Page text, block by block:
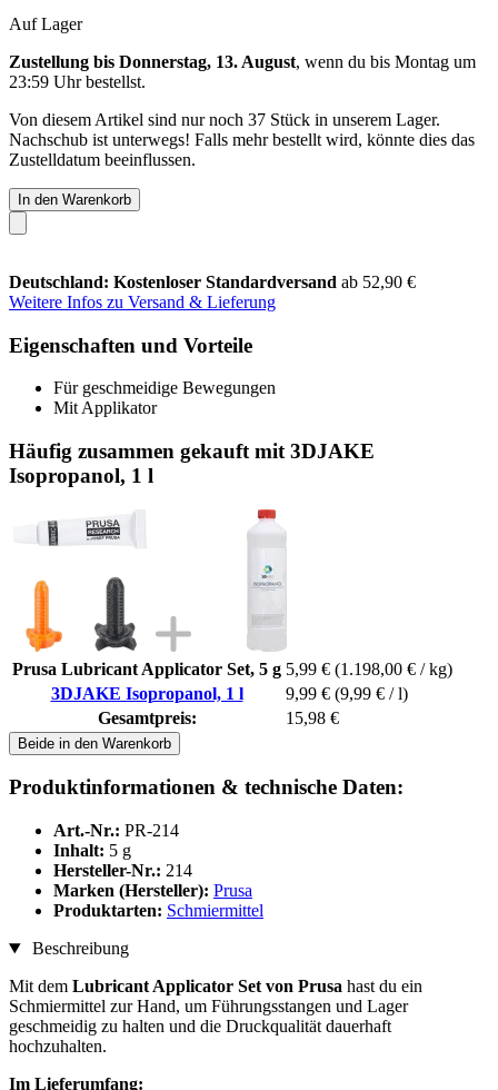
Auf Lager
Zustellung bis Donnerstag, 13. August, wenn du bis Montag um
23:59 Uhrbestellst.
Von diesem Artikel sind nur noch 37 Stück in unserem Lager.
Nachschub ist unterwegs! Falls mehr bestellt wird, könnte dies das
Zustelldatum beeinflussen.
In den Warenkorb
Deutschland: Kostenloser Standardversand ab 52,90 €
Weitere Infos zu Versand & Lieferung
Eigenschaften und Vorteile
Für geschmeidige Bewegungen
Mit Applikator
Häufig zusammen gekauft mit 3DJAKE
Isopropanol, 1 l
Prusa Lubricant Applicator Set, 5 g 5,99 € (1.198,00 € / kg)
3DJAKE Isopropanol, 1 l
9,99 € (9,99 € / l)
Gesamtpreis:
15,98 €
Beide in den Warenkorb
Produktinformationen & technische Daten:
Art.-Nr.: PR-214
Inhalt: 5 g
Hersteller-Nr.: 214
Marken (Hersteller): Prusa
Produktarten: Schmiermittel
Beschreibung
Mit dem Lubricant Applicator Set von Prusa hast du ein
Schmiermittel zur Hand, um Führungsstangen und Lager
geschmeidig zu halten und die Druckqualität dauerhaft
hochzuhalten.
Im Lieferumfang: